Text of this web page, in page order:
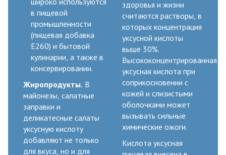
в пищевой
промышленности
(пищевая добавка
E260) и бытовой
кулинарии, а также в
консервировании.
Жиропродукты. В
майонезы, салатные
заправки и
деликатесные салаты
уксусную кислоту
добавляют не только
для вкуса, но и для
здоровья и жизни
считаются растворы, в
которых концентрация
уксусной кислоты
выше 30%.
Высококонцентрированная
уксусная кислота при
соприкосновении с
кожей и слизистыми
оболочками может
вызывать сильные
химические ожоги.
Кислота уксусная